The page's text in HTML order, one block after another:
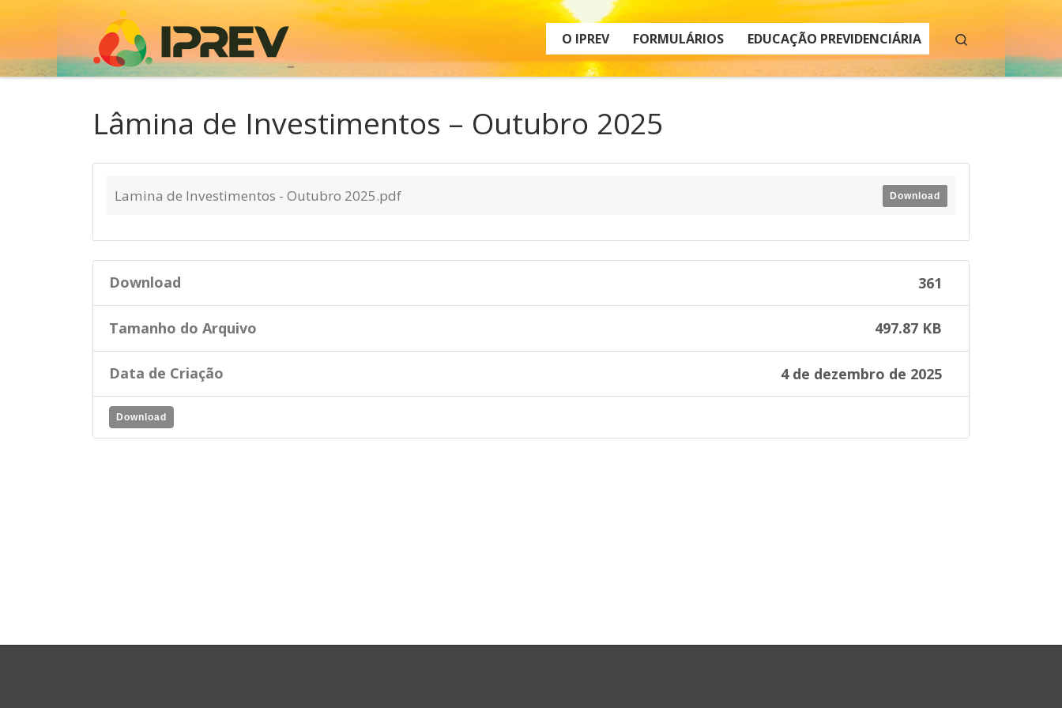
Skip to content
O IPREV FORMULÁRIOS EDUCAÇÃO PREVIDENCIÁRIA
Lâmina de Investimentos – Outubro 2025
Lamina de Investimentos - Outubro 2025.pdf Download
Download 361
Tamanho do Arquivo 497.87 KB
Data de Criação 4 de dezembro de 2025
Download